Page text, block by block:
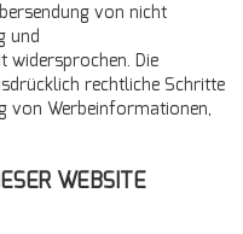
von nicht
und
Die
rechtliche Schritte
von Werbeinformationen,
WEBSITE